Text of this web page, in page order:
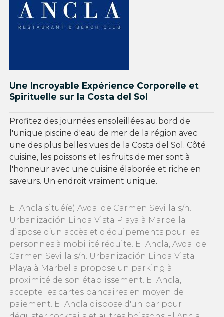
Une Incroyable Expérience Corporelle et
Spirituelle sur la Costa del Sol
Profitez des journées ensoleillées au bord de
l'unique piscine d'eau de mer de la région avec
une des plus belles vues de la Costa del Sol. Côté
cuisine, les poissons et les fruits de mer sont à
l'honneur avec une cuisine élaborée et riche en
saveurs. Un endroit vraiment unique.
El Ancla situé(e) Avda. de Carmen Sevilla s/n.
Urbanización Linda Vista Playa à Marbella
dispose d’un accès et d'équipements pour les
personnes à mobilité réduite. El Ancla, Avda. de
Carmen Sevilla s/n. Urbanización Linda Vista
Playa à Marbella propose un parking à
proximité de son établissement. El Ancla,
accepte les cartes bancaires en moyen de
paiement. El Ancla dispose d'un bar pour